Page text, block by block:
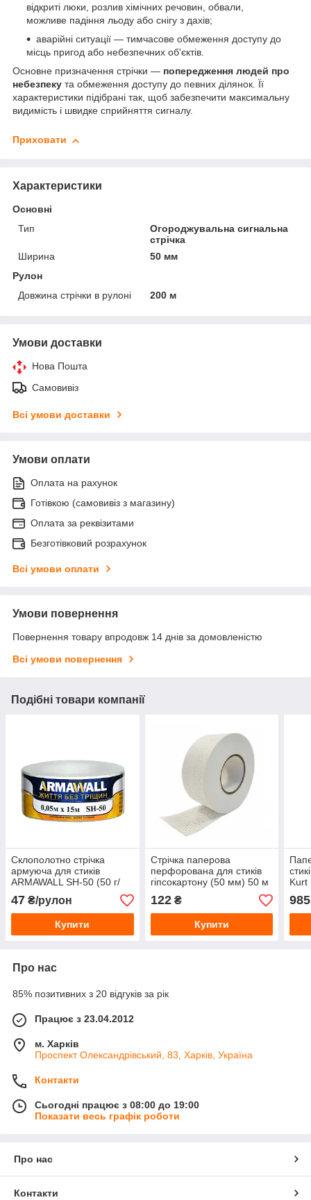
відкриті люки, розлив хімічних речовин, обвали,
можливе падіння льоду або снігу з дахів;
аварійні ситуації — тимчасове обмеження доступу до
місць пригод або небезпечних об'єктів.
Основне призначення стрічки — попередження людей про
небезпеку та обмеження доступу до певних ділянок. Її
характеристики підібрані так, щоб забезпечити максимальну
видимість і швидке сприйняття сигналу.
Приховати
Характеристики
Основні
Тип
Огороджувальна сигнальна
стрічка
Ширина
50 мм
Рулон
Довжина стрічки в рулоні
200 м
Умови доставки
Нова Пошта
Самовивіз
Всі умови доставки
Умови оплати
Оплата на рахунок
Готівкою (самовивіз з магазину)
Оплата за реквізитами
Безготівковий розрахунок
Всі умови оплати
Умови повернення
Повернення товару впродовж 14 днів за домовленістю
Всі умови повернення
Подібні товари компанії
Склополотно стрічка
армуюча для стиків
ARMAWALL SH-50 (50 г/
кв.м) 50 мм, 15 м
47 ₴/рулон
Купити
Стрічка паперова
перфорована для стиків
гіпсокартону (50 мм) 50 м
122₴
Купити
985
Про нас
85% позитивних з 20 відгуків за рік
Працює з 23.04.2012
м. Харків
Проспект Олександрівський, 83, Харків, Україна
Контакти
Сьогодні працює з 08:00 до 19:00
Показати весь графік роботи
Про нас
Контакти